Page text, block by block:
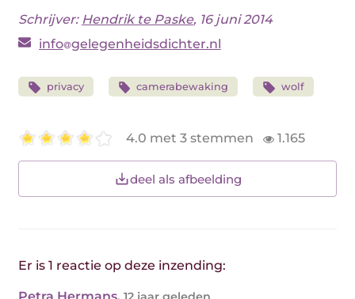
Schrijver: Hendrik te Paske, 16 juni 2014
info gelegenheidsdichter.nl
privacy camerabewaking wolf
4.0 met 3 stemmen 1.165
deel als afbeelding
Er is 1 reactie op deze inzending: